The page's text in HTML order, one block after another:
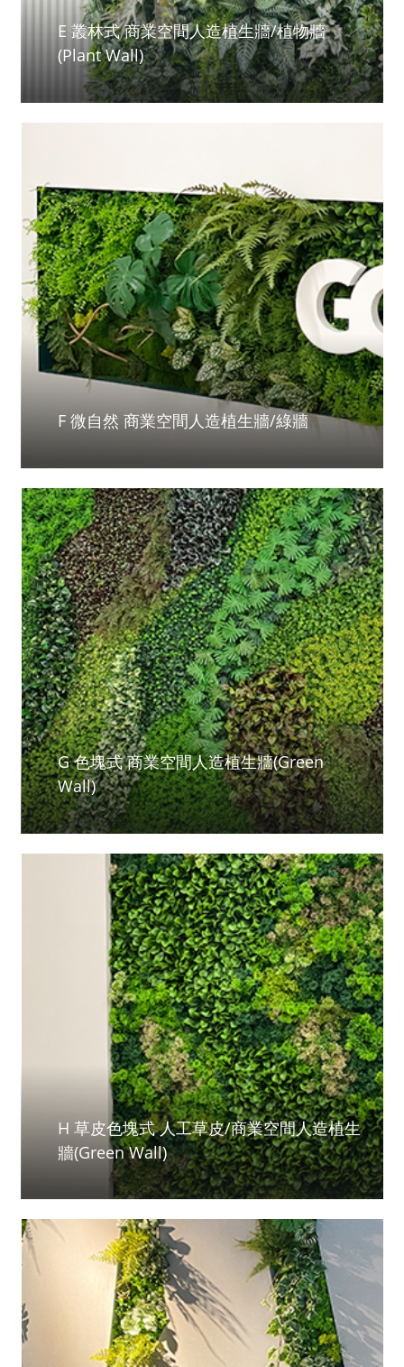
E 叢林式 商業空間人造植生牆/植物牆
(Plant Wall)
F 微自然 商業空間人造植生牆/綠牆
G 色塊式 商業空間人造植生牆(Green
Wall)
H 草皮色塊式 人工草皮/商業空間人造植生
牆(Green Wall)